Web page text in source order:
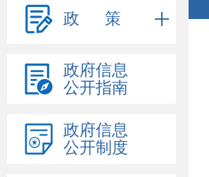
政 策
政府信息
公开指南
政府信息
公开制度